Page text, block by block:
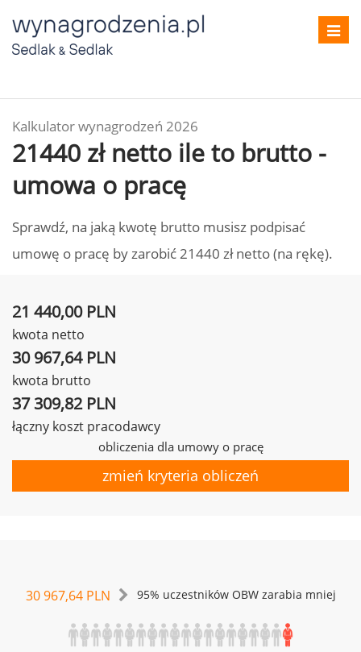
Kalkulator wynagrodzeń 2026
21440 zł netto ile to brutto -
umowa o pracę
Sprawdź, na jaką kwotę brutto musisz podpisać
umowę o pracę by zarobić 21440 zł netto (na rękę).
21 440,00 PLN
kwota netto
30 967,64 PLN
kwota brutto
37 309,82 PLN
łączny koszt pracodawcy
obliczenia dla umowy o pracę
zmień kryteria obliczeń
30 967,64 PLN 95% uczestników OBW zarabia mniej